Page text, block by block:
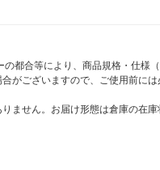
都合等により、商品規格・仕様
がございますので、ご使用前に
ません。お届け形態は倉庫の在